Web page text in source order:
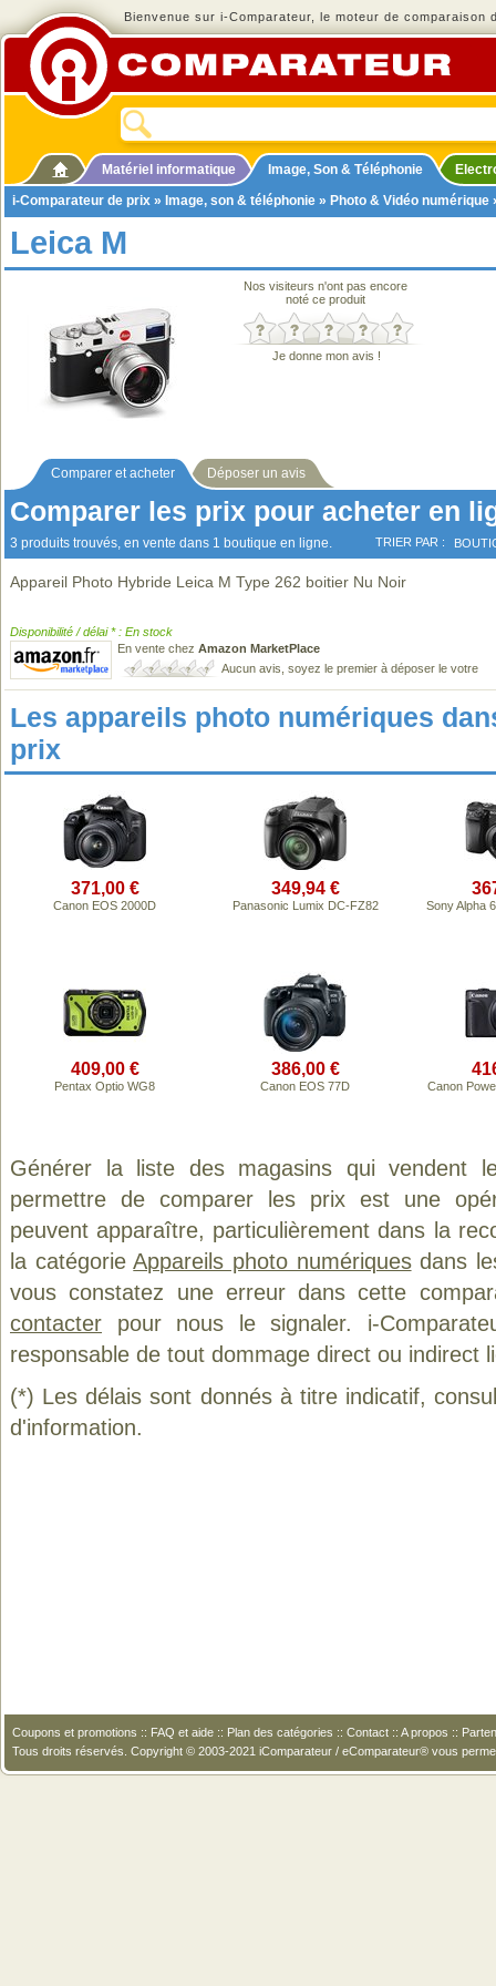
Bienvenue sur i-Comparateur, le moteur de comparaison
Matériel informatique Image, Son & Téléphonie
i-Comparateur de prix » Image, son & téléphonie » Photo & Vidéo numérique
Leica M
Nos visiteurs n'ont pas encore
noté ce produit
Je donne mon avis !
Comparer et acheter Déposer un avis
Comparer les prix pour acheter en
3 produits trouvés, en vente dans 1 boutique en ligne. TRIER PAR :
Appareil Photo Hybride Leica M Type 262 boitier Nu Noir
Disponibilité / délai * : En stock
En vente chez Amazon MarketPlace
Aucun avis, soyez le premier à déposer le votre
Les appareils photo numériques
prix
371,00 €
Canon EOS 2000D
349,94 €
Panasonic Lumix DC-FZ82 Sony Alpha
409,00 €
Pentax Optio WG8
386,00 €
Canon EOS 77D Canon
Générer la liste des magasins qui vendent
permettre de comparer les prix est une
peuvent apparaître, particulièrement dans la
la catégorieAppareils photo numériquesdans
vous constatez une erreur dans cette
contacter pour nous le signaler. i-
responsable de tout dommage direct ou indirect
(*) Les délais sont donnés à titre indicatif,
d'information.
Coupons et promotions :: FAQ et aide :: Plan des catégories :: Contact :: A propos ::
Tous droits réservés. Copyright © 2003-2021 iComparateur / eComparateur® vous